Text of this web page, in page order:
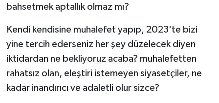
bahsetmek aptallık olmaz mı?
Kendi kendisine muhalefet yapıp, 2023'te bizi
yine tercih ederseniz her şey düzelecek diyen
iktidardan ne bekliyoruz acaba? muhalefetten
rahatsız olan, eleştiri istemeyen siyasetçiler, ne
kadar inandırıcı ve adaletli olur sizce?